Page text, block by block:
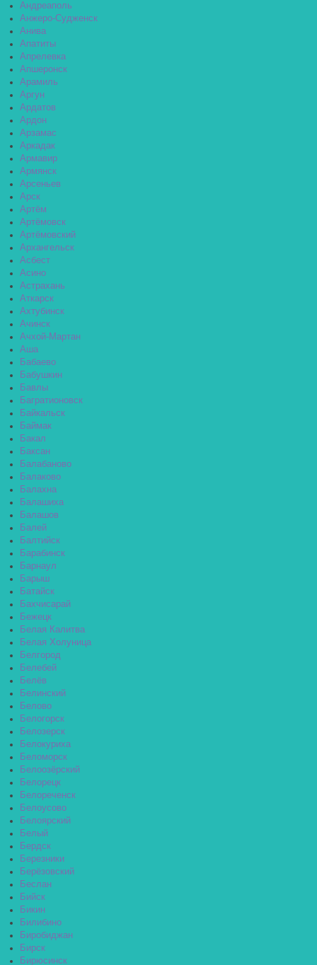
Андреаполь
Анжеро-Судженск
Анива
Апатиты
Апрелевка
Апшеронск
Арамиль
Аргун
Ардатов
Ардон
Арзамас
Аркадак
Армавир
Армянск
Арсеньев
Арск
Артём
Артёмовск
Артёмовский
Архангельск
Асбест
Асино
Астрахань
Аткарск
Ахтубинск
Ачинск
Ачхой-Мартан
Аша
Бабаево
Бабушкин
Бавлы
Багратионовск
Байкальск
Баймак
Бакал
Баксан
Балабаново
Балаково
Балахна
Балашиха
Балашов
Балей
Балтийск
Барабинск
Барнаул
Барыш
Батайск
Бахчисарай
Бежецк
Белая Калитва
Белая Холуница
Белгород
Белебей
Белёв
Белинский
Белово
Белогорск
Белозерск
Белокуриха
Беломорск
Белоозёрский
Белорецк
Белореченск
Белоусово
Белоярский
Белый
Бердск
Березники
Берёзовский
Беслан
Бийск
Бикин
Билибино
Биробиджан
Бирск
Бирюсинск